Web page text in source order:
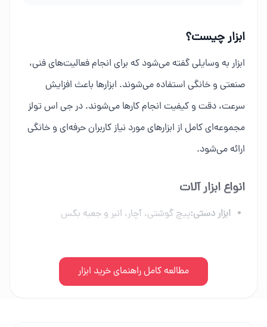
ابزار چیست؟
ابزار به وسایلی گفته می‌شود که برای انجام فعالیت‌های فنی،
صنعتی و خانگی استفاده می‌شوند. ابزارها باعث افزایش
سرعت، دقت و کیفیت انجام کارها می‌شوند. در جی اس تولز
مجموعه‌ای کامل از ابزارهای مورد نیاز کاربران حرفه‌ای و خانگی
ارائه می‌شود.
انواع ابزار آلات
ابزار دستی:پیچ گوشتی، آچار، انبر و جعبه بکس
کمپرسور، میخکوب و تجهیزات پنوماتیک
مطالعه کامل راهنمای خرید ابزار